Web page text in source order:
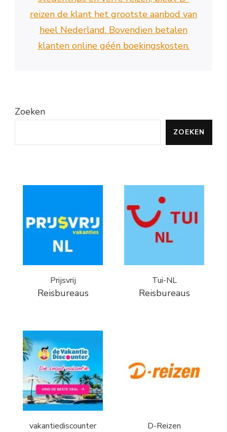
reizen de klant het grootste aanbod van
heel Nederland. Bovendien betalen
klanten online géén boekingskosten.
Zoeken
ZOEKEN
Prijsvrij
Reisbureaus
Tui-NL
Reisbureaus
vakantiediscounter D-Reizen